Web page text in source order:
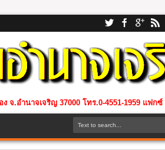
จ.อำนาจเจริญ 37000 โทร.0-4551-1959 แฟกซ์